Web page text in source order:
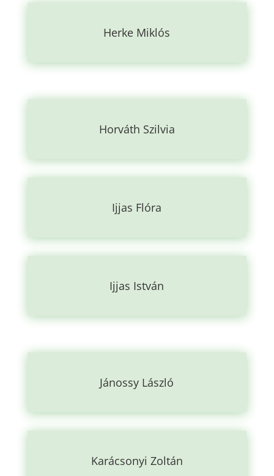
Herke Miklós
Horváth Szilvia
Ijjas Flóra
Ijjas István
Jánossy László
Karácsonyi Zoltán